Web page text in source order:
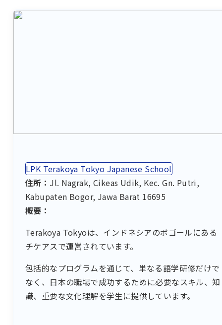
LPK Terakoya Tokyo Japanese School
住所： Jl. Nagrak, Cikeas Udik, Kec. Gn. Putri,
Kabupaten Bogor, Jawa Barat 16695
概要：
Terakoya Tokyoは、インドネシアのボゴールにある
チケアスで運営されています。
包括的なプログラムを通じて、単なる語学研修だけで
なく、日本の職場で成功するために必要なスキル、知
識、重要な文化理解を学生に提供しています。